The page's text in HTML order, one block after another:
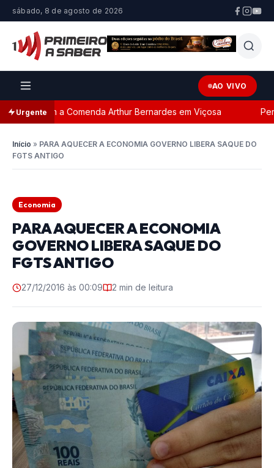
sábado, 8 de agosto de 2026
AO VIVO
Urgente
com a Comenda Arthur Bernardes em Viçosa
Início » PARA AQUECER A ECONOMIA GOVERNO LIBERA SAQUE DO
FGTS ANTIGO
Economia
PARA AQUECER A ECONOMIA
GOVERNO LIBERA SAQUE DO
FGTS ANTIGO
27/12/2016 às 00:09 2 min de leitura